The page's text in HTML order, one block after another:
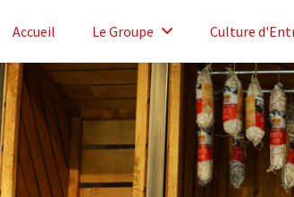
Accueil Le Groupe Culture